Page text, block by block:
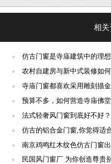
相
●
仿古门窗是寺庙建筑中的理
终生【冠墅阳光】
●
农村自建房与新中式装修如
阳光】
●
寺庙门窗都喜欢采用雕刻描
吗？【冠墅阳光】
●
预算不多，如何营造寺庙佛堂
阳光】
● 法式轻奢风门窗到底好不好？
●
仿古的铝合金门窗,你觉得适
【冠墅阳光】
●
南京鸡鸣红木纹色仿古门窗出
光】
●
民国风门窗厂 为你创造尊贵别致的空间【冠